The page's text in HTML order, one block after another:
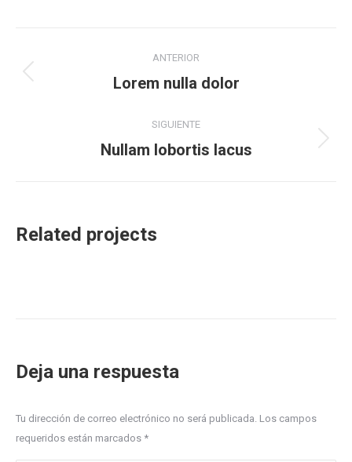
entre
ANTERIOR
Proyecto
Lorem nulla dolor
SIGUIENTE
Proyecto
Nullam lobortis lacus
Related projects
Deja una respuesta
Tu dirección de correo electrónico no será publicada. Los campos
requeridos están marcados *